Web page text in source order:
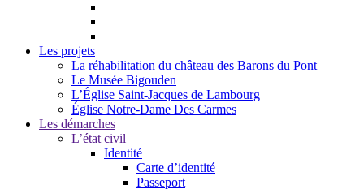
Les projets
La réhabilitation du château des Barons du Pont
Le Musée Bigouden
L’Église Saint-Jacques de Lambourg
Église Notre-Dame Des Carmes
Les démarches
L’état civil
Identité
Carte d’identité
Passeport